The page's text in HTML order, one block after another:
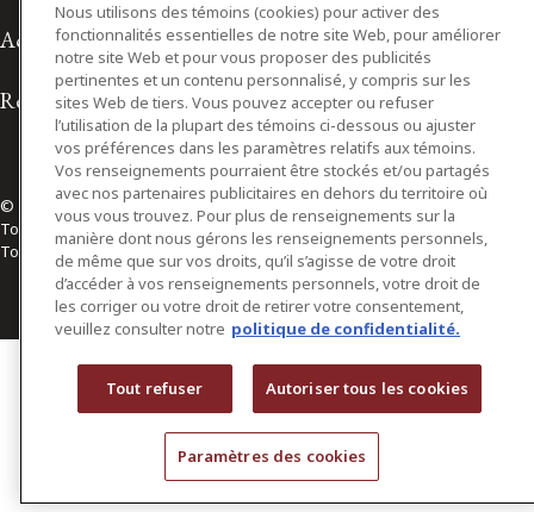
Accessibilité
Relations avec les médias
© 2026 Osler, Hoskin & Harcourt S.E.N.C.R.L./s.r.l.
Tous droits réservés
Toronto | Montréal | Calgary | Vancouver | Ottawa | New York
Nous utilisons des témoins (cookies) pour activer des
fonctionnalités essentielles de notre site Web, pour améliorer
notre site Web et pour vous proposer des publicités
pertinentes et un contenu personnalisé, y compris sur les
sites Web de tiers. Vous pouvez accepter ou refuser
l’utilisation de la plupart des témoins ci-dessous ou ajuster
vos préférences dans les paramètres relatifs aux témoins.
Vos renseignements pourraient être stockés et/ou partagés
avec nos partenaires publicitaires en dehors du territoire où
vous vous trouvez. Pour plus de renseignements sur la
manière dont nous gérons les renseignements personnels,
de même que sur vos droits, qu’il s’agisse de votre droit
d’accéder à vos renseignements personnels, votre droit de
les corriger ou votre droit de retirer votre consentement,
veuillez consulter notre politique de confidentialité.
Tout refuser Autoriser tous les cookies
Paramètres des cookies